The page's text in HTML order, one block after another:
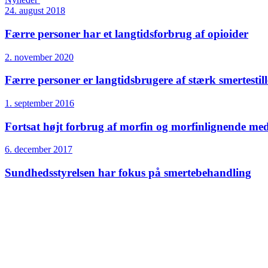
24. august 2018
Færre personer har et langtidsforbrug af opioider
2. november 2020
Færre personer er langtids­brugere af stærk
1. september 2016
Fortsat højt forbrug af morfin og morfinlignende
6. december 2017
Sundheds­styrelsen har fokus på smertebehandling